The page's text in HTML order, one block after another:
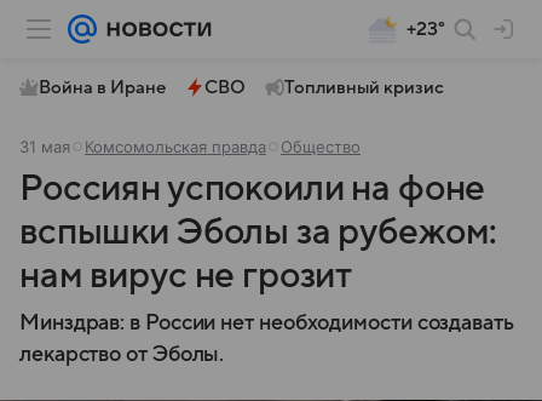
+23°
Война в Иране СВО Топливный кризис
31 мая Комсомольская правда Общество
Россиян успокоили на фоне
вспышки Эболы за рубежом:
нам вирус не грозит
Минздрав: в России нет необходимости создавать
лекарство от Эболы.